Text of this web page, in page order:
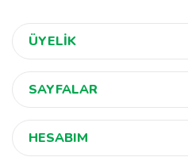
ÜYELİK
SAYFALAR
HESABIM